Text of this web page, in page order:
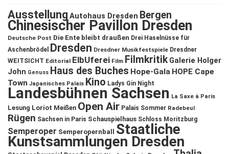
Ausstellung Autohaus Dresden Bergen
Chinesischer Pavillon Dresden
Deutsche Post Die Ente bleibt draußen Drei Haselnüsse für
Aschenbrödel
Dresden Dresdner Musikfestspiele Dresdner
WEITSICHT Editorial ElbUferei Film Filmkritik Galerie Holger
John Genuss Haus des Buches Hope-Gala HOPE Cape
Town Japanisches Palais Kino Ladys Gin Night
Landesbühnen Sachsen La Saxe à Paris
Lesung Loriot Meißen Open Air Palais Sommer Radebeul
Rügen Sachsen in Paris Schauspielhaus Schloss Moritzburg
Semperoper Semperopernball Staatliche
Kunstsammlungen Dresden